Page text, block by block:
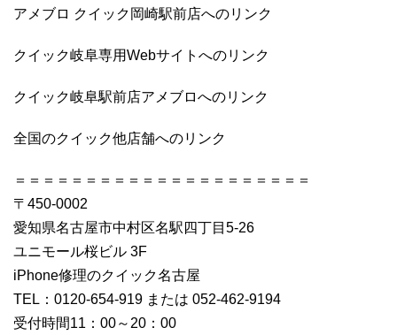
アメブロ クイック岡崎駅前店へのリンク
クイック岐阜専用Webサイトへのリンク
クイック岐阜駅前店アメブロへのリンク
全国のクイック他店舗へのリンク
＝＝＝＝＝＝＝＝＝＝＝＝＝＝＝＝＝＝＝＝＝
〒450-0002
愛知県名古屋市中村区名駅四丁目5-26
ユニモール桜ビル 3F
iPhone修理のクイック名古屋
TEL：0120-654-919 または 052-462-9194
受付時間11：00～20：00